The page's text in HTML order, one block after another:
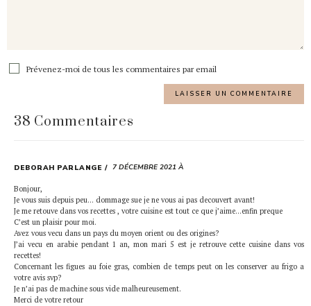
Prévenez-moi de tous les commentaires par email
38 Commentaires
DEBORAH PARLANGE 7 DÉCEMBRE 2021 À
Bonjour,
Je vous suis depuis peu… dommage sue je ne vous ai pas decouvert avant!
Je me retouve dans vos recettes , votre cuisine est tout ce que j’aime…enfin preque
C’est un plaisir pour moi.
Avez vous vecu dans un pays du moyen orient ou des origines?
J’ai vecu en arabie pendant 1 an, mon mari 5 est je retrouve cette cuisine dans vos
recettes!
Concernant les figues au foie gras, combien de temps peut on les conserver au frigo a
votre avis svp?
Je n’ai pas de machine sous vide malheureusement.
Merci de votre retour